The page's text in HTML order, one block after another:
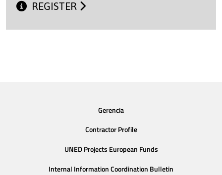
REGISTER
Gerencia
Contractor Profile
UNED Projects European Funds
Internal Information Coordination Bulletin